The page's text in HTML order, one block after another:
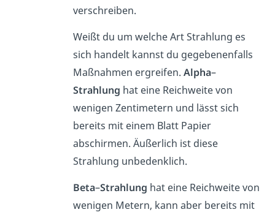
verschreiben.
Weißt du um welche Art Strahlung es
sich handelt kannst du gegebenenfalls
Maßnahmen ergreifen.Alpha–
Strahlung hat eine Reichweite von
wenigen Zentimetern und lässt sich
bereits mit einem Blatt Papier
abschirmen. Äußerlich ist diese
Strahlung unbedenklich.
Beta–Strahlung hat eine Reichweite von
wenigen Metern, kann aber bereits mit